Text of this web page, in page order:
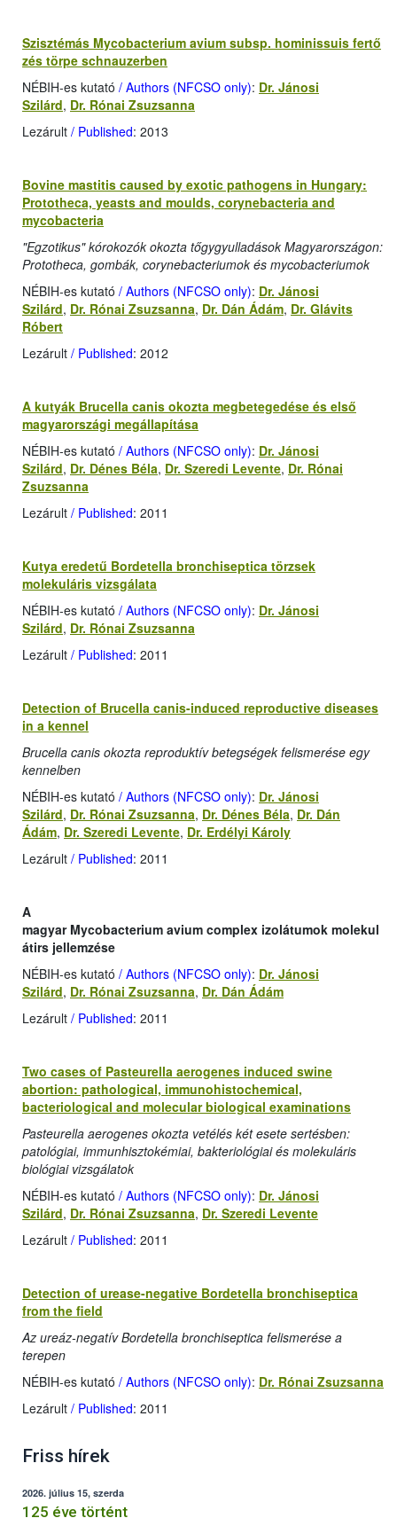
Szisztémás Mycobacterium avium subsp. hominissuis fertő
zés törpe schnauzerben
NÉBIH-es kutató / Authors (NFCSO only): Dr. Jánosi
Szilárd, Dr. Rónai Zsuzsanna
Lezárult / Published: 2013
Bovine mastitis caused by exotic pathogens in Hungary:
Prototheca, yeasts and moulds, corynebacteria and
mycobacteria
"Egzotikus" kórokozók okozta tőgygyulladások Magyarországon:
Prototheca, gombák, corynebacteriumok és mycobacteriumok
NÉBIH-es kutató / Authors (NFCSO only): Dr. Jánosi
Szilárd, Dr. Rónai Zsuzsanna, Dr. Dán Ádám, Dr. Glávits
Róbert
Lezárult / Published: 2012
A kutyák Brucella canis okozta megbetegedése és első
magyarországi megállapítása
NÉBIH-es kutató / Authors (NFCSO only): Dr. Jánosi
Szilárd, Dr. Dénes Béla, Dr. Szeredi Levente, Dr. Rónai
Zsuzsanna
Lezárult / Published: 2011
Kutya eredetű Bordetella bronchiseptica törzsek
molekuláris vizsgálata
NÉBIH-es kutató / Authors (NFCSO only): Dr. Jánosi
Szilárd, Dr. Rónai Zsuzsanna
Lezárult / Published: 2011
Detection of Brucella canis-induced reproductive diseases
in a kennel
Brucella canis okozta reproduktív betegségek felismerése egy
kennelben
NÉBIH-es kutató / Authors (NFCSO only): Dr. Jánosi
Szilárd, Dr. Rónai Zsuzsanna, Dr. Dénes Béla, Dr. Dán
Ádám, Dr. Szeredi Levente, Dr. Erdélyi Károly
Lezárult / Published: 2011
A
magyar Mycobacterium avium complex izolátumok molekul
átirs jellemzése
NÉBIH-es kutató / Authors (NFCSO only): Dr. Jánosi
Szilárd, Dr. Rónai Zsuzsanna, Dr. Dán Ádám
Lezárult / Published: 2011
Two cases of Pasteurella aerogenes induced swine
abortion: pathological, immunohistochemical,
bacteriological and molecular biological examinations
Pasteurella aerogenes okozta vetélés két esete sertésben:
patológiai, immunhisztokémiai, bakteriológiai és molekuláris
biológiai vizsgálatok
NÉBIH-es kutató / Authors (NFCSO only): Dr. Jánosi
Szilárd, Dr. Rónai Zsuzsanna, Dr. Szeredi Levente
Lezárult / Published: 2011
Detection of urease-negative Bordetella bronchiseptica
from the field
Az ureáz-negatív Bordetella bronchiseptica felismerése a
terepen
NÉBIH-es kutató / Authors (NFCSO only): Dr. Rónai Zsuzsanna
Lezárult / Published: 2011
Friss hírek
2026. július 15, szerda
125 éve történt